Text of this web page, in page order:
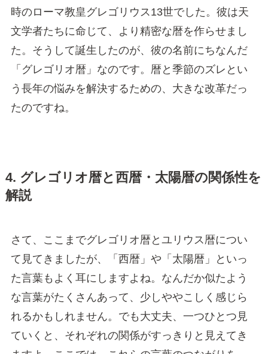
時のローマ教皇グレゴリウス13世でした。彼は天
文学者たちに命じて、より精密な暦を作らせまし
た。そうして誕生したのが、彼の名前にちなんだ
「グレゴリオ暦」なのです。暦と季節のズレとい
う長年の悩みを解決するための、大きな改革だっ
たのですね。
4. グレゴリオ暦と西暦・太陽暦の関係性を
解説
さて、ここまでグレゴリオ暦とユリウス暦につい
て見てきましたが、「西暦」や「太陽暦」といっ
た言葉もよく耳にしますよね。なんだか似たよう
な言葉がたくさんあって、少しややこしく感じら
れるかもしれません。でも大丈夫、一つひとつ見
ていくと、それぞれの関係がすっきりと見えてき